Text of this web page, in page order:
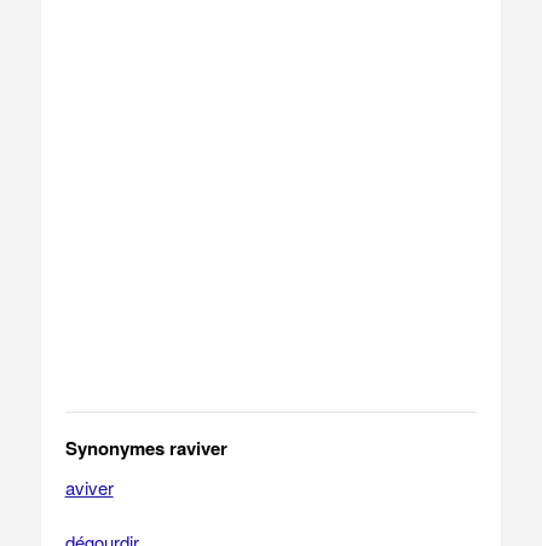
Synonymes raviver
aviver